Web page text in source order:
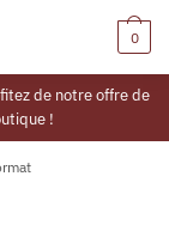
0
de notre offre de
!